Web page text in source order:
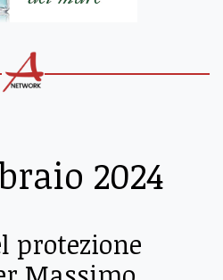
2024
protezione